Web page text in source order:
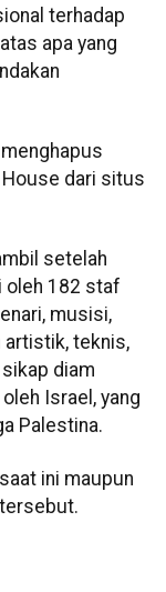
terhadap
apa yang
dari situs
setelah
oleh 182 staf
musisi,
artistik, teknis,
diam
Israel, yang
Palestina.
ini maupun